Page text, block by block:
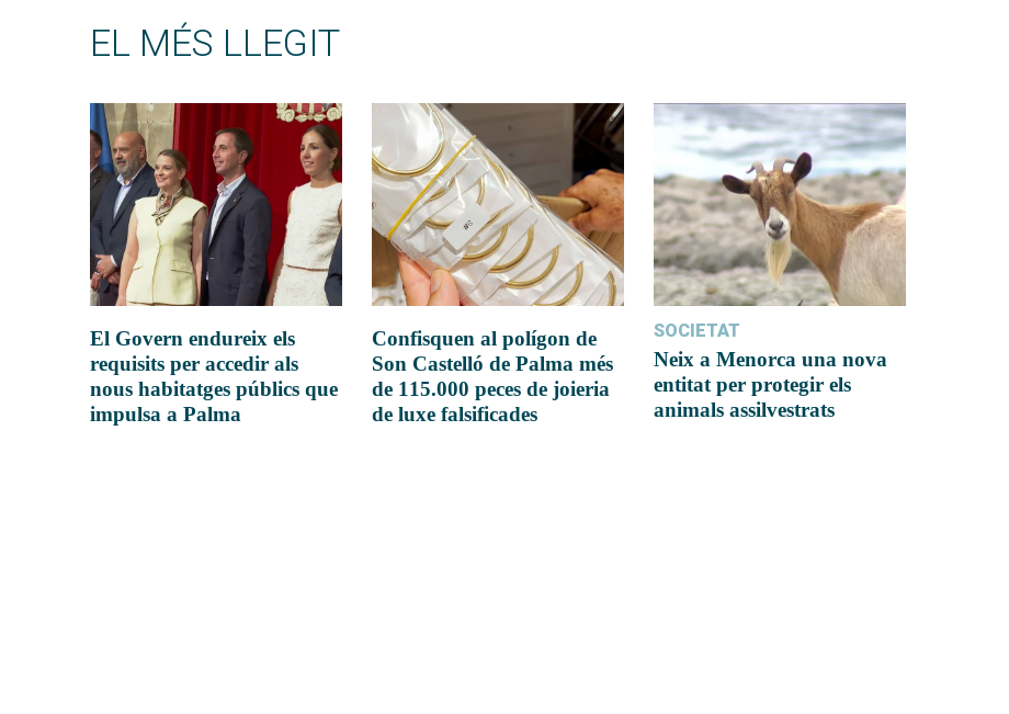
EL MÉS LLEGIT
El Govern endureix els
requisits per accedir als
nous habitatges públics que
impulsa a Palma
Confisquen al polígon de
Son Castelló de Palma més
de 115.000 peces de joieria
de luxe falsificades
SOCIETAT
Neix a Menorca una nova
entitat per protegir els
animals assilvestrats